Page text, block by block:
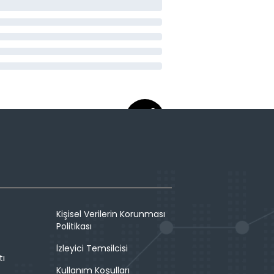
Kişisel Verilerin Korunması
Politikası
İzleyici Temsilcisi
Kullanım Koşulları